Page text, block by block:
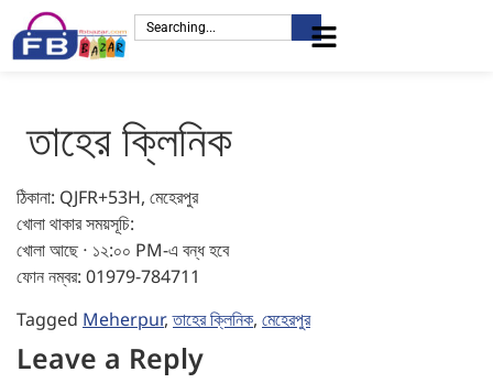
তাহের ক্লিনিক
ঠিকানা: QJFR+53H, মেহেরপুর
খোলা থাকার সময়সূচি:
খোলা আছে ⋅ ১২:০০ PM-এ বন্ধ হবে
ফোন নম্বর: 01979-784711
Tagged Meherpur,তাহের ক্লিনিক, মেহেরপুর
Leave a Reply